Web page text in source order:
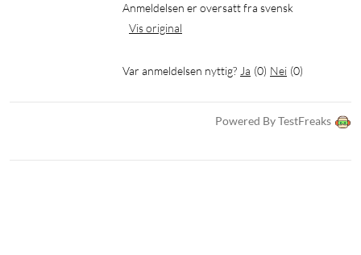
Anmeldelsen er oversatt fra svensk
Vis original
Var anmeldelsen nyttig? Ja (0) Nei (0)
Powered By TestFreaks